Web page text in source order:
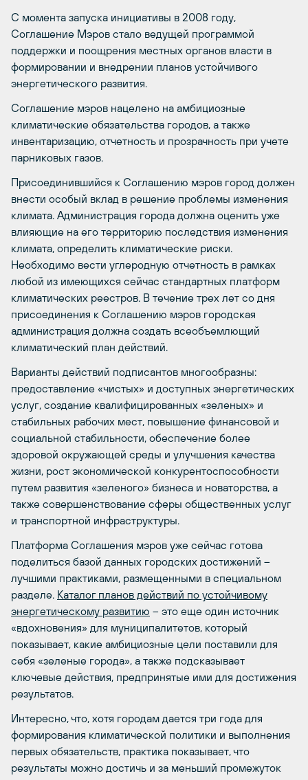
С момента запуска инициативы в 2008 году,
Соглашение Мэров стало ведущей программой
поддержки и поощрения местных органов власти в
формировании и внедрении планов устойчивого
энергетического развития.
Соглашение мэров нацелено на амбициозные
климатические обязательства городов, а также
инвентаризацию, отчетность и прозрачность при учете
парниковых газов.
Присоединившийся к Соглашению мэров город должен
внести особый вклад в решение проблемы изменения
климата. Администрация города должна оценить уже
влияющие на его территорию последствия изменения
климата, определить климатические риски.
Необходимо вести углеродную отчетность в рамках
любой из имеющихся сейчас стандартных платформ
климатических реестров. В течение трех лет со дня
присоединения к Соглашению мэров городская
администрация должна создать всеобъемлющий
климатический план действий.
Варианты действий подписантов многообразны:
предоставление «чистых» и доступных энергетических
услуг, создание квалифицированных «зеленых» и
стабильных рабочих мест, повышение финансовой и
социальной стабильности, обеспечение более
здоровой окружающей среды и улучшения качества
жизни, рост экономической конкурентоспособности
путем развития «зеленого» бизнеса и новаторства, а
также совершенствование сферы общественных услуг
и транспортной инфраструктуры.
Платформа Соглашения мэров уже сейчас готова
поделиться базой данных городских достижений –
лучшими практиками, размещенными в специальном
разделе. Каталог планов действий по устойчивому
энергетическому развитию – это еще один источник
«вдохновения» для муниципалитетов, который
показывает, какие амбициозные цели поставили для
себя «зеленые города», а также подсказывает
ключевые действия, предпринятые ими для достижения
результатов.
Интересно, что, хотя городам дается три года для
формирования климатической политики и выполнения
первых обязательств, практика показывает, что
результаты можно достичь и за меньший промежуток